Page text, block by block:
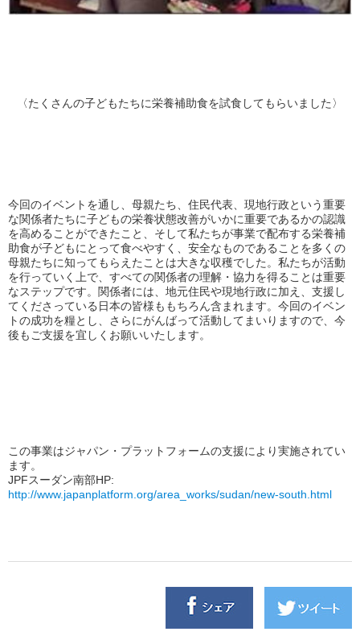
〈たくさんの子どもたちに栄養補助食を試食してもらいました〉
今回のイベントを通し、母親たち、住民代表、現地行政という重要
な関係者たちに子どもの栄養状態改善がいかに重要であるかの認識
を高めることができたこと、そして私たちが事業で配布する栄養補
助食が子どもにとって食べやすく、安全なものであることを多くの
母親たちに知ってもらえたことは大きな収穫でした。私たちが活動
を行っていく上で、すべての関係者の理解・協力を得ることは重要
なステップです。関係者には、地元住民や現地行政に加え、支援し
てくださっている日本の皆様ももちろん含まれます。今回のイベン
トの成功を糧とし、さらにがんばって活動してまいりますので、今
後もご支援を宜しくお願いいたします。
この事業はジャパン・プラットフォームの支援により実施されてい
ます。
JPFスーダン南部HP:
http://www.japanplatform.org/area_works/sudan/new-south.html